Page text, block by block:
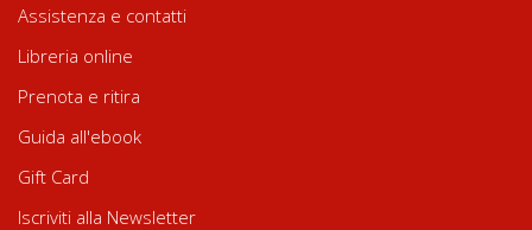
Assistenza e contatti
Libreria online
Prenota e ritira
Guida all'ebook
Gift Card
Iscriviti alla Newsletter